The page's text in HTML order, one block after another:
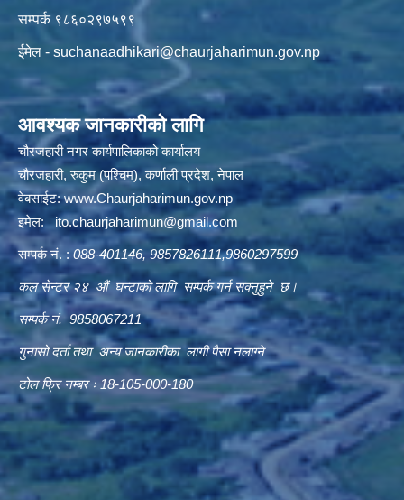
सम्पर्क ९८६०२९७५९९
ईमेल - suchanaadhikari@chaurjaharimun.gov.np
आवश्यक जानकारीको लागि
चौरजहारी नगर कार्यपालिकाको कार्यालय
चौरजहारी, रुकुम (पश्चिम), कर्णाली प्रदेश, नेपाल
वेबसाईट:www.Chaurjaharimun.gov.np
इमेल:ito.chaurjaharimun@gmail.com
सम्पर्क नं. : 088-401146, 9857826111,9860297599
कल सेन्टर २४ औं घन्टाको लागि सम्पर्क गर्न सक्नुहुने छ।
सम्पर्क नं. 9858067211
गुनासो दर्ता तथा अन्य जानकारीका लागी पैसा नलाग्ने
टोल फ्रि नम्बर ः 18-105-000-180